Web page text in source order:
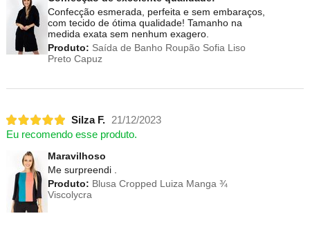
Confecção esmerada, perfeita e sem embaraços,
com tecido de ótima qualidade! Tamanho na
medida exata sem nenhum exagero.
Produto: Saída de Banho Roupão Sofia Liso
Preto Capuz
Silza F.
21/12/2023
Eu recomendo esse produto.
Maravilhoso
Me surpreendi .
Produto: Blusa Cropped Luiza Manga ¾
Viscolycra